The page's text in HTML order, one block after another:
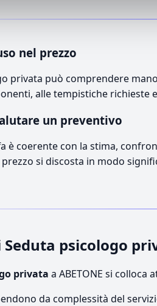
nel prezzo
privata può comprendere
alle tempistiche
un preventivo
è coerente con la stima,
si discosta in modo
psicologo
privata a ABETONE si colloca
da complessità del